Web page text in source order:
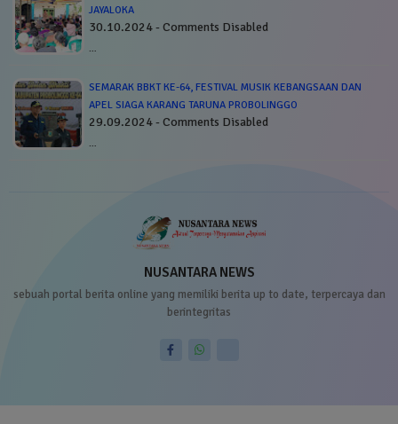
JAYALOKA
30.10.2024 - Comments Disabled
…
SEMARAK BBKT KE-64, FESTIVAL MUSIK KEBANGSAAN DAN
APEL SIAGA KARANG TARUNA PROBOLINGGO
29.09.2024 - Comments Disabled
…
NUSANTARA NEWS
sebuah portal berita online yang memiliki berita up to date, terpercaya dan
berintegritas